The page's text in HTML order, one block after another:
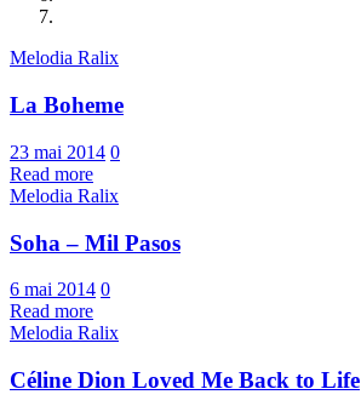
Melodia Ralix
La Boheme
23 mai 2014 0
Read more
Melodia Ralix
Soha – Mil Pasos
6 mai 2014 0
Read more
Melodia Ralix
Céline Dion Loved Me Back to Life